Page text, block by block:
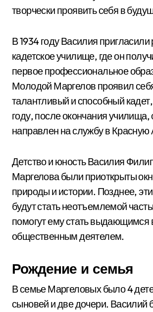
творчески проявить себя в
В 1934 году Василия пригласили
кадетское училище, где он
первое профессиональное
Молодой Маргелов проявил
талантливый и способный
году, после окончания училища,
направлен на службу в
Детство и юность Василия
Маргелова были приоткрыты
природы и истории. Позднее,
будут стать неотъемлемой
помогут ему стать
общественным деятелем.
Рождение и семья
В семье Маргеловых было 4
сыновей и две дочери. Василий